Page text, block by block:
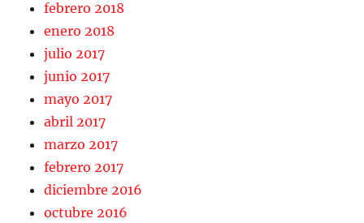
febrero 2018
enero 2018
julio 2017
junio 2017
mayo 2017
abril 2017
marzo 2017
febrero 2017
diciembre 2016
octubre 2016